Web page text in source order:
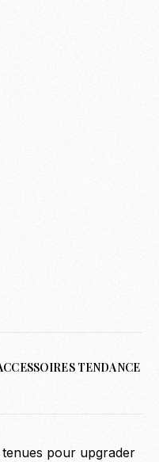
TENDANCE
pour upgrader